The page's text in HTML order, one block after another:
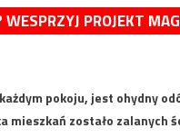
PROJEKT
pokoju, jest ohydny
zostało zalanych